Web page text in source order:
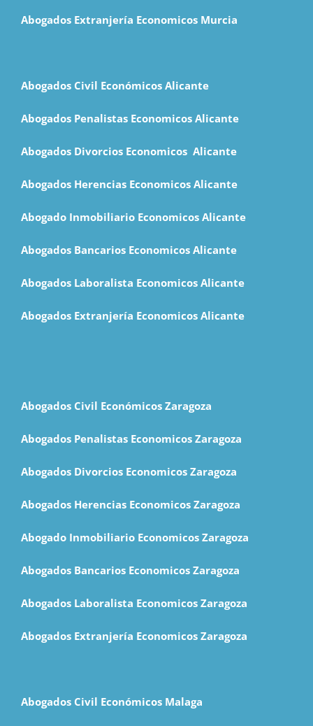
Abogados Extranjería Economicos Murcia
Abogados Civil Económicos Alicante
Abogados Penalistas Economicos Alicante
Abogados Divorcios Economicos Alicante
Abogados Herencias Economicos Alicante
Abogado Inmobiliario Economicos Alicante
Abogados Bancarios Economicos Alicante
Abogados Laboralista Economicos Alicante
Abogados Extranjería Economicos Alicante
Abogados Civil Económicos Zaragoza
Abogados Penalistas Economicos Zaragoza
Abogados Divorcios Economicos Zaragoza
Abogados Herencias Economicos Zaragoza
Abogado Inmobiliario Economicos Zaragoza
Abogados Bancarios Economicos Zaragoza
Abogados Laboralista Economicos Zaragoza
Abogados Extranjería Economicos Zaragoza
Abogados Civil Económicos Malaga